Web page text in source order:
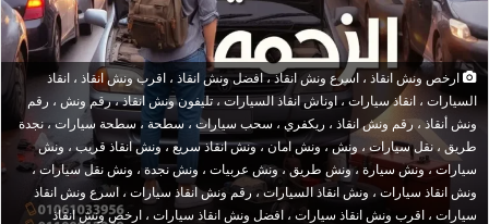
ارخص ونش انقاذ ، اسرع ونش انقاذ ، افضل ونش انقاذ ، اقرب ونش انقاذ ، انقاذ
السيارات ، انقاذ سيارات ، اوناش انقاذ السيارات ، تليفون ونش انقاذ ، رقم ونش ، رقم
ونش أنقاذ ، رقم ونش انقاذ ، ريكفري ، سحب سيارات ، سطحة ، سطحة سيارات ، نجدة
طريق ، نقل سيارات ، ونش ، ونش امان ، ونش انقاذ سريع ، ونش انقاذ قريب ، ونش
سيارات ، ونش سيارة ، ونش طريق ، ونش عربيات ، ونش نجدة ، ونش نقل سيارات ،
ونش انقاذ سيارات ، ونش انقاذ السيارات ، رقم ونش انقاذ سيارات ، اسرع ونش انقاذ
سيارات ، اقرب ونش انقاذ سيارات ، افضل ونش انقاذ سيارات ، ارخص ونش انقاذ